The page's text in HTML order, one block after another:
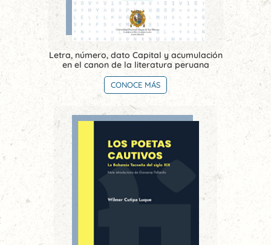
Letra, número, dato Capital y acumulación
en el canon de la literatura peruana
CONOCE MÁS